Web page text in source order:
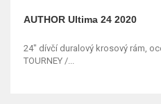
AUTHOR Ultima 24 2020
24" dívčí duralový krosový rám,
TOURNEY /...